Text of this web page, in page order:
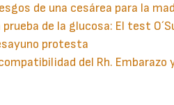
de una cesárea para la
prueba de la glucosa: El test
protesta
del Rh. Embarazo